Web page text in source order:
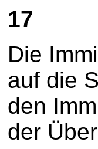
17
Die
auf die
den
der